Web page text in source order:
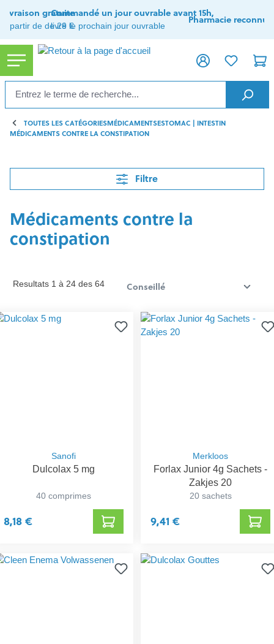
principal
Livraison gratuite
à partir de de 29 €
Commandé un jour ouvrable avant 15h,
livré le prochain jour ouvrable
Pharmacie reconnue
TOUTES LES CATÉGORIESMÉDICAMENTSESTOMAC | INTESTIN
MÉDICAMENTS CONTRE LA CONSTIPATION
Filtre
Médicaments contre la
constipation
Resultats 1 à 24 des 64
Sanofi
Dulcolax 5 mg
40 comprimes
8,18 €
Merkloos
Forlax Junior 4g Sachets -
Zakjes 20
20 sachets
9,41 €